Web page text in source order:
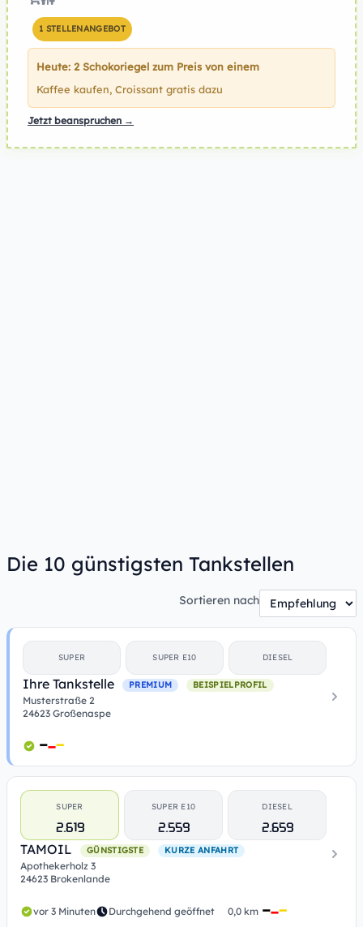
1 STELLENANGEBOT
Heute: 2 Schokoriegel zum Preis von einem
Kaffee kaufen, Croissant gratis dazu
Jetzt beanspruchen →
Die 10 günstigsten Tankstellen
Sortieren nach
SUPER SUPER E10 DIESEL
Ihre Tankstelle PREMIUM BEISPIELPROFIL
Musterstraße 2
24623 Großenaspe
SUPER
2.619
SUPER E10
2.559
DIESEL
2.659
TAMOIL
GÜNSTIGSTE KURZE ANFAHRT
Apothekerholz 3
24623 Brokenlande
vor 3 Minuten Durchgehend geöffnet 0,0 km